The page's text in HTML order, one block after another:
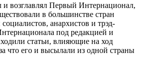
и возглавлял Первый Интернационал,
в большинстве стран
анархистов и трэд-
под редакцией и
статьи, влияющие на ход
что его и высылали из одной страны